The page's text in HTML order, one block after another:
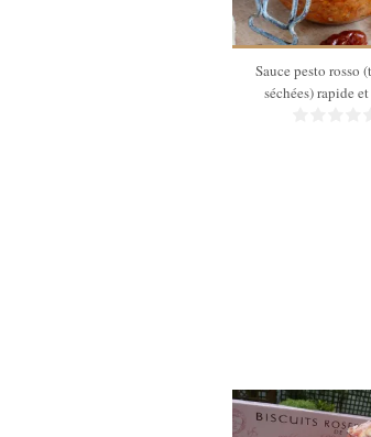
Sauce pesto rosso
séchées) rapide